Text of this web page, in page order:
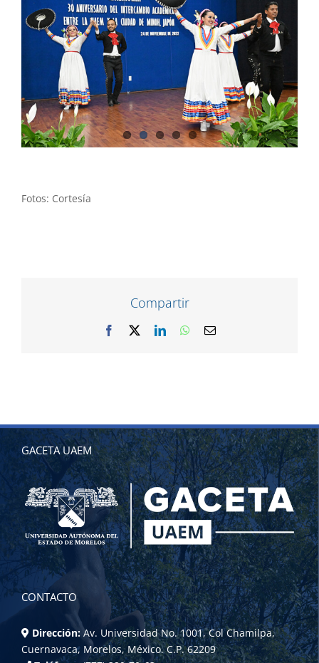
Fotos: Cortesía
Compartir
Facebook LinkedInWhatsApp
Correo
GACETA UAEM
CONTACTO
Dirección: Av. Universidad No. 1001, Col Chamilpa,
Cuernavaca, Morelos, México. C.P. 62209